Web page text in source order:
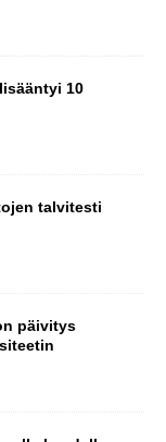
10
talvitesti
päivitys